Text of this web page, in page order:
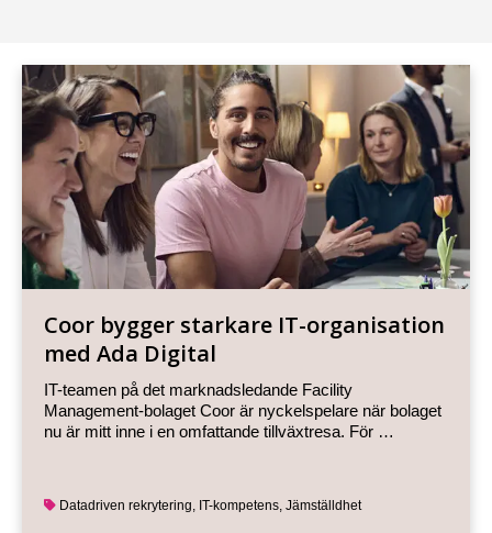
Coor bygger starkare IT-organisation
med Ada Digital
IT-teamen på det marknadsledande Facility
Management-bolaget Coor är nyckelspelare när bolaget
nu är mitt inne i en omfattande tillväxtresa. För …
Datadriven rekrytering, IT-kompetens, Jämställdhet